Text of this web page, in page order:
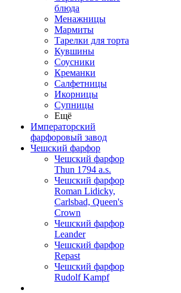
блюда
Менажницы
Мармиты
Тарелки для торта
Кувшины
Соусники
Креманки
Салфетницы
Икорницы
Супницы
Ещё
Императорский
фарфоровый завод
Чешский фарфор
Чешский фарфор
Thun 1794 a.s.
Чешский фарфор
Roman Lidicky,
Carlsbad, Queen's
Crown
Чешский фарфор
Leander
Чешский фарфор
Repast
Чешский фарфор
Rudolf Kampf